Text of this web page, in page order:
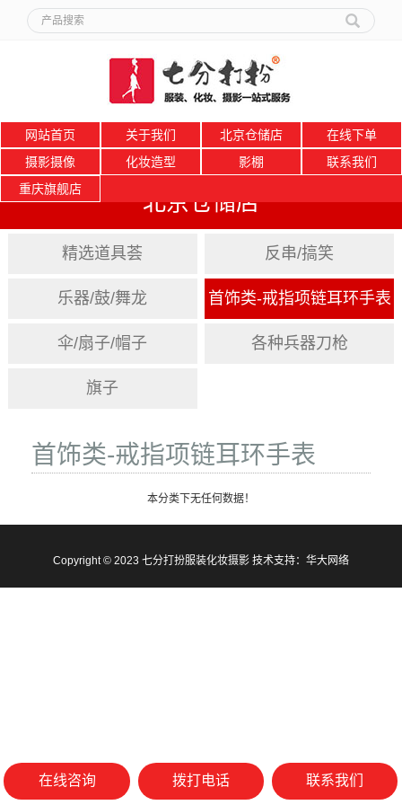
网站首页 关于我们 北京仓储店
在线下单
摄影摄像
化妆造型 影棚
联系我们
重庆旗舰店
北京仓储店
精选道具荟 反串/搞笑
乐器/鼓/舞龙 首饰类-戒指项链耳环手表
伞/扇子/帽子 各种兵器刀枪
旗子
首饰类-戒指项链耳环手表
本分类下无任何数据！
在线咨询 拨打电话 联系我们
Copyright © 2023 七分打扮服装化妆摄影 技术支持： 华大网络